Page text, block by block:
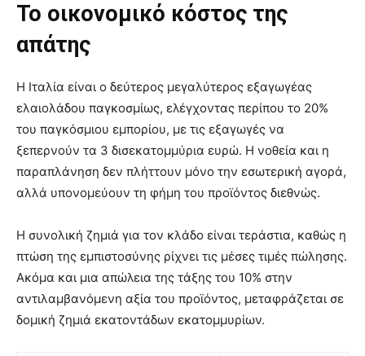
Το οικονομικό κόστος της
απάτης
Η Ιταλία είναι ο δεύτερος μεγαλύτερος εξαγωγέας
ελαιολάδου παγκοσμίως, ελέγχοντας περίπου το 20%
του παγκόσμιου εμπορίου, με τις εξαγωγές να
ξεπερνούν τα 3 δισεκατομμύρια ευρώ. Η νοθεία και η
παραπλάνηση δεν πλήττουν μόνο την εσωτερική αγορά,
αλλά υπονομεύουν τη φήμη του προϊόντος διεθνώς.
Η συνολική ζημιά για τον κλάδο είναι τεράστια, καθώς η
πτώση της εμπιστοσύνης ρίχνει τις μέσες τιμές πώλησης.
Ακόμα και μια απώλεια της τάξης του 10% στην
αντιλαμβανόμενη αξία του προϊόντος, μεταφράζεται σε
δομική ζημιά εκατοντάδων εκατομμυρίων.